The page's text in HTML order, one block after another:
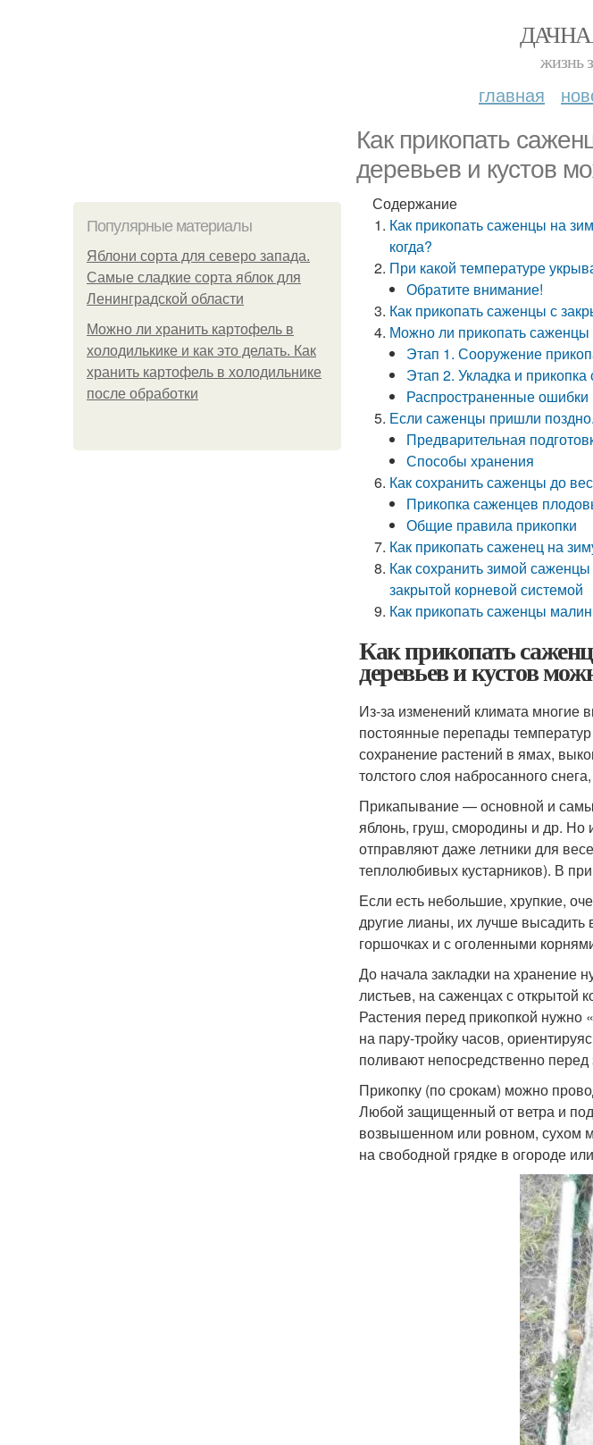
жизнь
главная
Как прикопать
деревьев и кустов
Популярные материалы
Яблони сорта для северо запада.
Самые сладкие сорта яблок для
Ленинградской области
Можно ли хранить картофель в
холодилькике и как это делать. Как
хранить картофель в холодильнике
после обработки
Содержание
Как прикопать саженцы на
когда?
При какой температуре
Обратите внимание!
Как прикопать саженцы с
Можно ли прикопать саженцы
Этап 1. Сооружение
Этап 2. Укладка и
Распространенные ошибки
Если саженцы пришли
Предварительная
Способы хранения
Как сохранить саженцы до
Прикопка саженцев
Общие правила прикопки
Как прикопать саженец на
Как сохранить зимой
закрытой корневой системой
Как прикопать саженцы
Как прикопать
деревьев и кустов
Из-за изменений климата многие
постоянные перепады
сохранение растений в ямах,
толстого слоя набросанного
Прикапывание — основной и
яблонь, груш, смородины и др. Но
отправляют даже летники для
теплолюбивых кустарников). В
Если есть небольшие, хрупкие,
другие лианы, их лучше высадить
горшочках и с оголенными
До начала закладки на хранение
листьев, на саженцах с открытой
Растения перед прикопкой
на пару-тройку часов,
поливают непосредственно перед
Прикопку (по срокам) можно
Любой защищенный от ветра и
возвышенном или ровном, сухом
на свободной грядке в огороде